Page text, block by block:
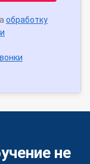
обработку
не